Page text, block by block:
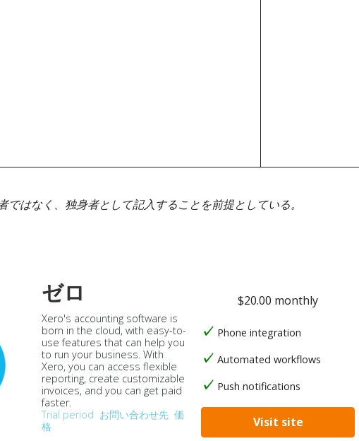
ではなく、独身者として記入することを前提としている。
ゼロ
Xero's accounting software is
born in the cloud, with easy-to-
use features that can help you
to run your business. With
Xero, you can access flexible
reporting, create customizable
invoices, and you can get paid
faster.
Trial period お問い合わせ先 価
格
$20.00 monthly
Phone integration
Automated workflows
Push notifications
Visit site